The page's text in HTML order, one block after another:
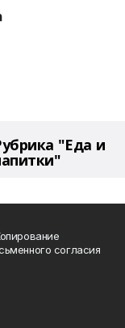
"Еда и
согласия